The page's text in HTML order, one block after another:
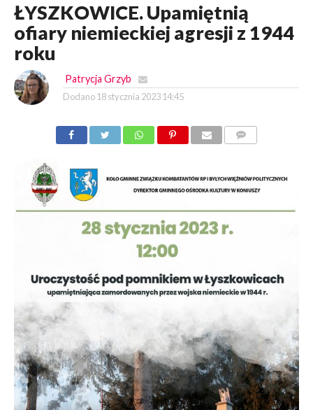
ŁYSZKOWICE. Upamiętnią
ofiary niemieckiej agresji z 1944
roku
Patrycja Grzyb
Dodano 18 stycznia 2023 14:45